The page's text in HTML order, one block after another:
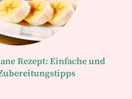
Rezept: Einfache und